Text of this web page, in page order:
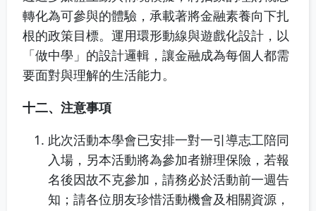
轉化為可參與的體驗，承載著將金融素養向下扎
根的政策目標。運用環形動線與遊戲化設計，以
「做中學」的設計邏輯，讓金融成為每個人都需
要面對與理解的生活能力。
十二、注意事項
此次活動本學會已安排一對一引導志工陪同
入場，另本活動將為參加者辦理保險，若報
名後因故不克參加，請務必於活動前一週告
知；請各位朋友珍惜活動機會及相關資源，